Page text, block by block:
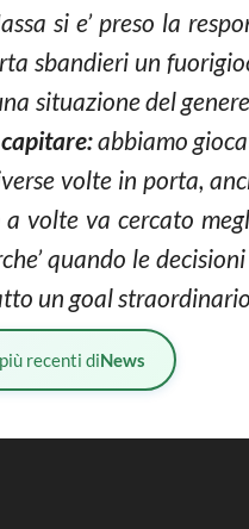
si e’ preso la
sbandieri un
situazione del
capitare:abbiamo
volte in porta,
a volte va cercato
quando le
un goal straordinario
recenti diNews